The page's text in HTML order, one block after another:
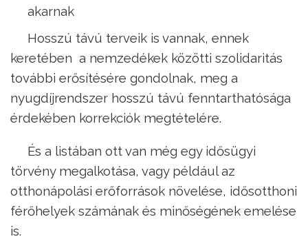
akarnak
Hosszú távú terveik is vannak, ennek
keretében a nemzedékek közötti szolidaritás
további erősítésére gondolnak, meg a
nyugdíjrendszer hosszú távú fenntarthatósága
érdekében korrekciók megtételére.
És a listában ott van még egy idősügyi
törvény megalkotása, vagy például az
otthonápolási erőforrások növelése, idősotthoni
férőhelyek számának és minőségének emelése
is.